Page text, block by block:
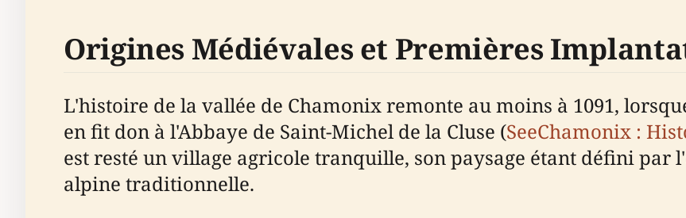
Origines Médiévales et Premières
L'histoire de la vallée de Chamonix remonte au moins à 1091,
en fit don à l'Abbaye de Saint-Michel de la Cluse (SeeChamonix :
est resté un village agricole tranquille, son paysage étant défini par
alpine traditionnelle.